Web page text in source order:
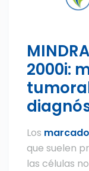
2000i:
Los
que suelen
las células